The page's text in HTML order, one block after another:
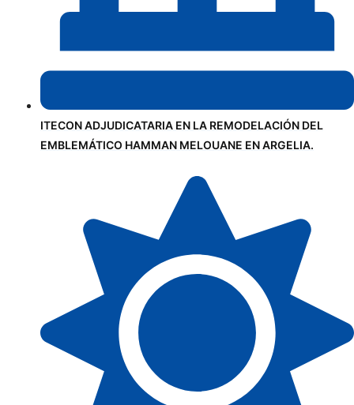
ITECON ADJUDICATARIA EN LA REMODELACIÓN DEL
EMBLEMÁTICO HAMMAN MELOUANE EN ARGELIA.